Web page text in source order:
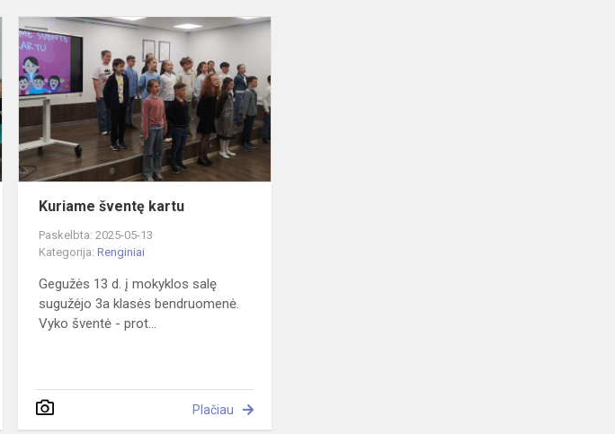
Lego
laboratorija
"Nuostabis
pramogų
parkas
2025"
Kuriame
Kuriame šventę kartu
Paskelbta: 2025-05-13
Kategorija:Renginiai
Gegužės 13 d. į mokyklos salę
sugužėjo 3a klasės bendruomenė.
Vyko šventė - prot...
Plačiau